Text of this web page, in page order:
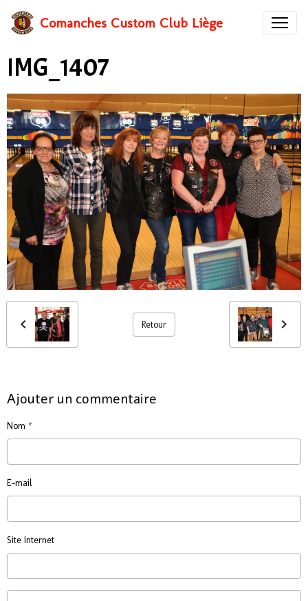
Comanches Custom Club Liège
IMG_1407
Retour
Ajouter un commentaire
Nom
E-mail
Site Internet